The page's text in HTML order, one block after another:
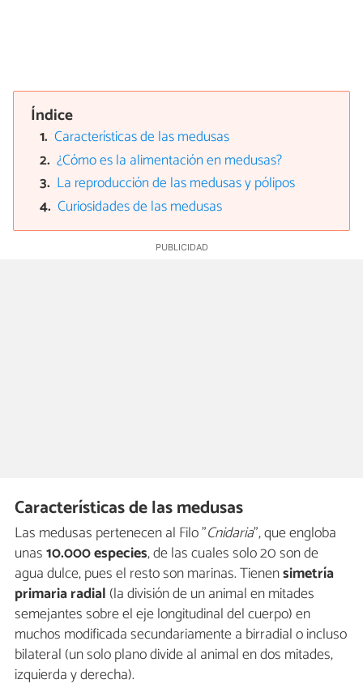
Índice
Características de las medusas
¿Cómo es la alimentación en medusas?
La reproducción de las medusas y pólipos
Curiosidades de las medusas
Características de las medusas
Las medusas pertenecen al Filo "Cnidaria", que engloba
unas10.000 especies, de las cuales solo 20 son de
agua dulce, pues el resto son marinas. Tienensimetría
primaria radial (la división de un animal en mitades
semejantes sobre el eje longitudinal del cuerpo) en
muchos modificada secundariamente a birradial o incluso
bilateral (un solo plano divide al animal en dos mitades,
izquierda y derecha).